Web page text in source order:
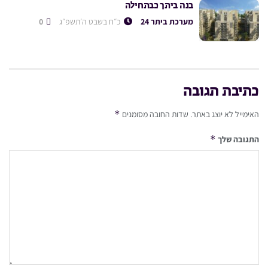
בנה ביתך כבתחילה
מערכת ביתר 24 כ״ח בשבט ה׳תשפ״ג
כתיבת תגובה
האימייל לא יוצג באתר. שדות החובה מסומנים *
התגובה שלך *